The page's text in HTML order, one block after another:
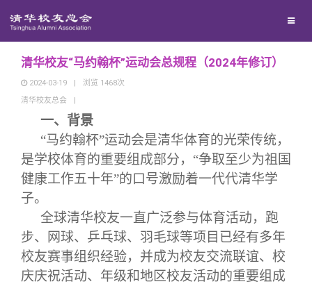
西南联大校友会
义工计划
新媒体平台
青春风采
校友讲坛
校友视界
信息化服务
实用信息
总会简介
总会章程
理事会名单
制度法规
联系我们
关闭
清华校友“马约翰杯”运动会总规程（2024年修订）
2024-03-19 | 浏览 1468次
清华校友总会
|
一、背景
“马约翰杯”运动会是清华体育的光荣传统，
是学校体育的重要组成部分，“争取至少为祖国
健康工作五十年”的口号激励着一代代清华学
子。
全球清华校友一直广泛参与体育活动，跑
步、网球、乒乓球、羽毛球等项目已经有多年
校友赛事组织经验，并成为校友交流联谊、校
庆庆祝活动、年级和地区校友活动的重要组成